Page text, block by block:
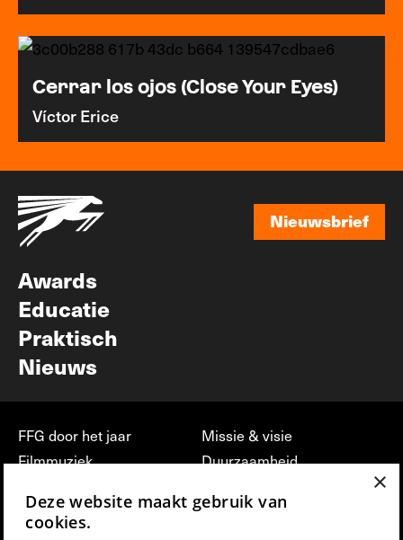
Cerrar los ojos (Close Your Eyes)
Víctor Erice
Nieuwsbrief
Awards
Educatie
Praktisch
Nieuws
FFG door het jaar
Filmmuziek
Press & Industry
Missie & visie
Duurzaamheid
vrijwilligerswerk bij FFG
×
Deze website maakt gebruik van
cookies.